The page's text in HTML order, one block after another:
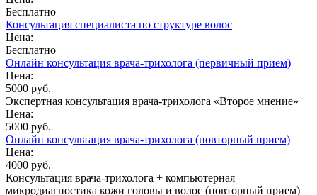
Бесплатно
Консультация специалиста по структуре волос
Цена:
Бесплатно
Онлайн консультация врача-трихолога (первичный прием)
Цена:
5000 руб.
Экспертная консультация врача-трихолога «Второе мнение»
Цена:
5000 руб.
Онлайн консультация врача-трихолога (повторный прием)
Цена:
4000 руб.
Консультация врача-трихолога + компьютерная
микродиагностика кожи головы и волос (повторный прием)